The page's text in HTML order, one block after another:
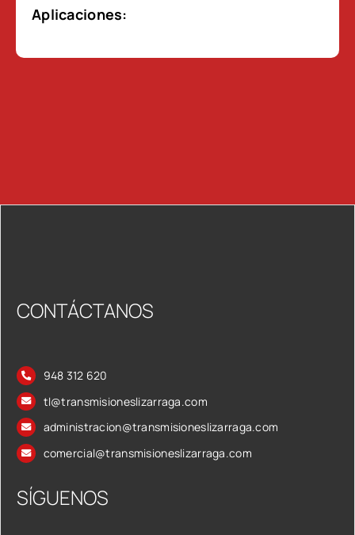
Aplicaciones:
CONTÁCTANOS
948 312 620
tl@transmisioneslizarraga.com
administracion@transmisioneslizarraga.com
comercial@transmisioneslizarraga.com
SÍGUENOS